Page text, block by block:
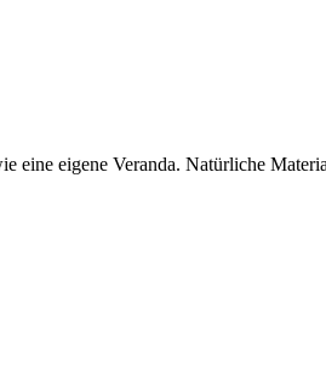
eigene Veranda. Natürliche